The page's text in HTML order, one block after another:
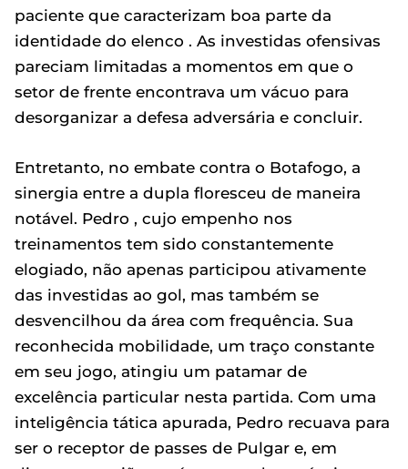
paciente que caracterizam boa parte da
identidade do elenco . As investidas ofensivas
pareciam limitadas a momentos em que o
setor de frente encontrava um vácuo para
desorganizar a defesa adversária e concluir.
Entretanto, no embate contra o Botafogo, a
sinergia entre a dupla floresceu de maneira
notável. Pedro , cujo empenho nos
treinamentos tem sido constantemente
elogiado, não apenas participou ativamente
das investidas ao gol, mas também se
desvencilhou da área com frequência. Sua
reconhecida mobilidade, um traço constante
em seu jogo, atingiu um patamar de
excelência particular nesta partida. Com uma
inteligência tática apurada, Pedro recuava para
ser o receptor de passes de Pulgar e, em